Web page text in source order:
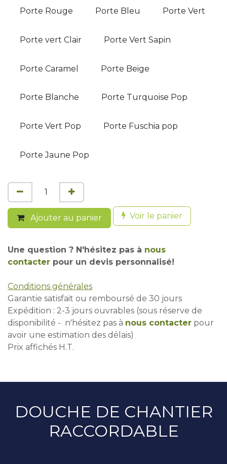
Porte Rouge Porte Bleu Porte Vert
Porte vert Clair Porte Vert Sapin
Porte Caramel Porte Beige
Porte Blanche Porte Turquoise Pop
Porte Vert Pop Porte Fuschia pop
Porte Jaune Pop
Ajouter au panier Voir le panier
Une question ? N'hésitez pas à nous
contacter pour un devis personnalisé!
Conditions générales
Garantie satisfait ou remboursé de 30 jours
Expédition : 2-3 jours ouvrables (sous réserve de
disponibilité - n'hésitez pas à nous contacter pour
avoir une estimation des délais)
Prix affichés H.T.
DOUCHE DE CHANTIER
RACCORDABLE